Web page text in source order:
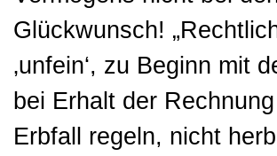
Glückwunsch!
‚unfein‘, zu Beginn mit
bei Erhalt der
Erbfall regeln, nicht